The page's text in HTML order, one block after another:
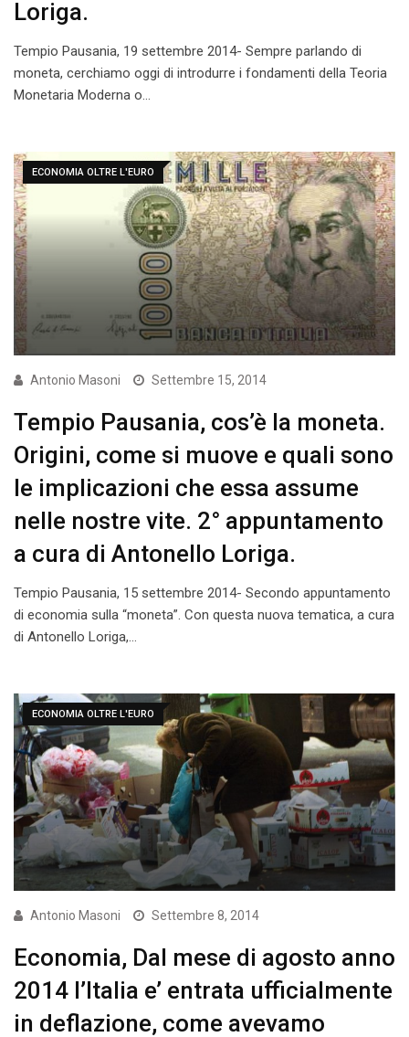
Loriga.
Tempio Pausania, 19 settembre 2014- Sempre parlando di
moneta, cerchiamo oggi di introdurre i fondamenti della Teoria
Monetaria Moderna o…
ECONOMIA OLTRE L'EURO
Antonio Masoni Settembre 15, 2014
Tempio Pausania, cos’è la moneta.
Origini, come si muove e quali sono
le implicazioni che essa assume
nelle nostre vite. 2° appuntamento
a cura di Antonello Loriga.
Tempio Pausania, 15 settembre 2014- Secondo appuntamento
di economia sulla “moneta”. Con questa nuova tematica, a cura
di Antonello Loriga,…
ECONOMIA OLTRE L'EURO
Antonio Masoni Settembre 8, 2014
Economia, Dal mese di agosto anno
2014 l’Italia e’ entrata ufficialmente
in deflazione, come avevamo